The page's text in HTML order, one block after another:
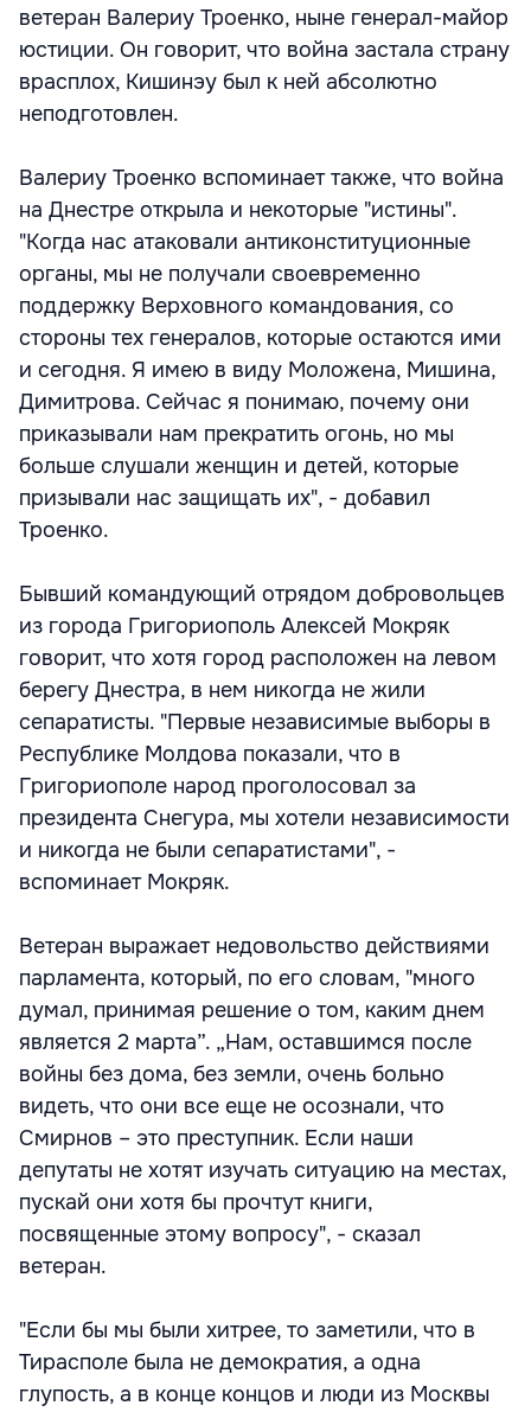
ветеран Валериу Троенко, ныне генерал-майор
юстиции. Он говорит, что война застала страну
врасплох, Кишинэу был к ней абсолютно
неподготовлен.
Валериу Троенко вспоминает также, что война
на Днестре открыла и некоторые "истины".
"Когда нас атаковали антиконституционные
органы, мы не получали своевременно
поддержку Верховного командования, со
стороны тех генералов, которые остаются ими
и сегодня. Я имею в виду Моложена, Мишина,
Димитрова. Сейчас я понимаю, почему они
приказывали нам прекратить огонь, но мы
больше слушали женщин и детей, которые
призывали нас защищать их", - добавил
Троенко.
Бывший командующий отрядом добровольцев
из города Григориополь Алексей Мокряк
говорит, что хотя город расположен на левом
берегу Днестра, в нем никогда не жили
сепаратисты. "Первые независимые выборы в
Республике Молдова показали, что в
Григориополе народ проголосовал за
президента Снегура, мы хотели независимости
и никогда не были сепаратистами", -
вспоминает Мокряк.
Ветеран выражает недовольство действиями
парламента, который, по его словам, "много
думал, принимая решение о том, каким днем
является 2 марта”. „Нам, оставшимся после
войны без дома, без земли, очень больно
видеть, что они все еще не осознали, что
Смирнов – это преступник. Если наши
депутаты не хотят изучать ситуацию на местах,
пускай они хотя бы прочтут книги,
посвященные этому вопросу", - сказал
ветеран.
"Если бы мы были хитрее, то заметили, что в
Тирасполе была не демократия, а одна
глупость, а в конце концов и люди из Москвы